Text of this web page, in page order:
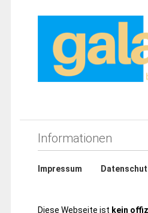
Informationen
Impressum
Diese Webseite ist kein